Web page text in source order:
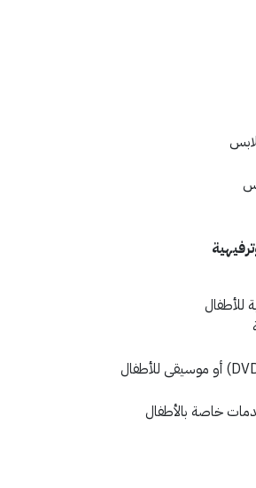
للأطفال
خاصة بالأطفال